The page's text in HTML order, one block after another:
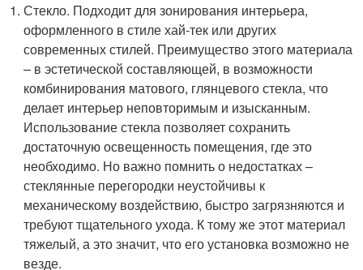
Стекло. Подходит для зонирования интерьера,
оформленного в стиле хай-тек или других
современных стилей. Преимущество этого материала
– в эстетической составляющей, в возможности
комбинирования матового, глянцевого стекла, что
делает интерьер неповторимым и изысканным.
Использование стекла позволяет сохранить
достаточную освещенность помещения, где это
необходимо. Но важно помнить о недостатках –
стеклянные перегородки неустойчивы к
механическому воздействию, быстро загрязняются и
требуют тщательного ухода. К тому же этот материал
тяжелый, а это значит, что его установка возможно не
везде.